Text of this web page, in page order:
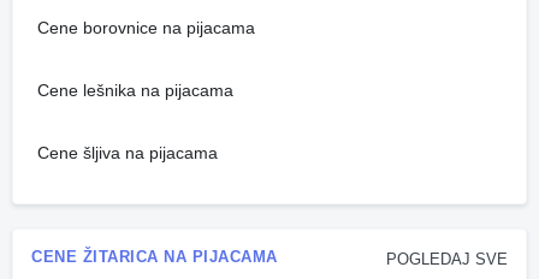
Cene borovnice na pijacama
Cene lešnika na pijacama
Cene šljiva na pijacama
POGLEDAJ SVE
CENE ŽITARICA NA PIJACAMA